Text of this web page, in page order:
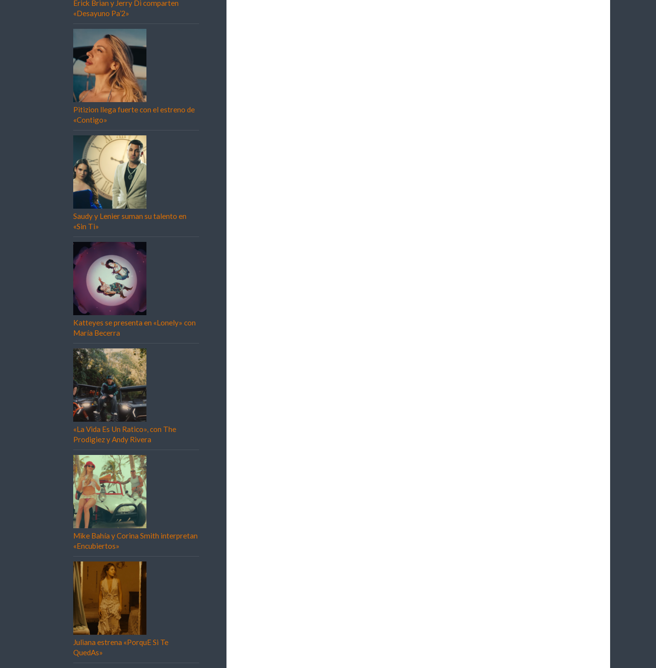
Erick Brian y Jerry Di comparten
«Desayuno Pa’2»
Pitizion llega fuerte con el estreno de
«Contigo»
Saudy y Lenier suman su talento en
«Sin Ti»
Katteyes se presenta en «Lonely» con
María Becerra
«La Vida Es Un Ratico», con The
Prodigiez y Andy Rivera
Mike Bahía y Corina Smith interpretan
«Encubiertos»
Juliana estrena «PorquE Si Te
QuedAs»